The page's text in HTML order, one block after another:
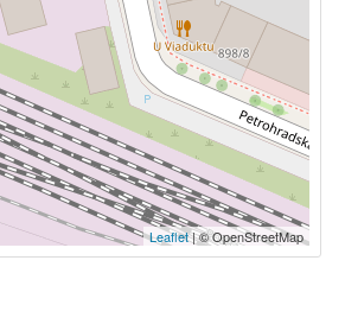
Leaflet| © OpenStreetMap